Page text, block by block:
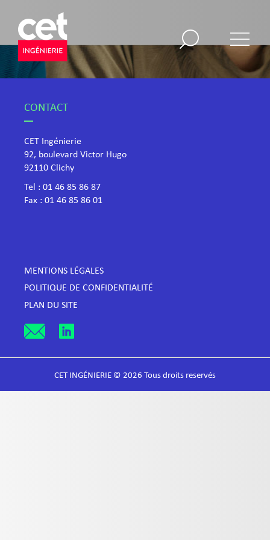
CONTACT
CET Ingénierie
92, boulevard Victor Hugo
​92110 Clichy
Tel : 01 46 85 86 87
Fax : 01 46 85 86 01
MENTIONS LÉGALES
POLITIQUE DE CONFIDENTIALITÉ
PLAN DU SITE
CET INGÉNIERIE © 2026 Tous droits reservés